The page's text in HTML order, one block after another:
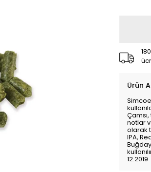
Ürün
notlar
olarak
IPA,
12.2019